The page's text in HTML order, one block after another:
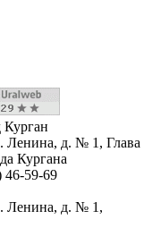
Ленина, д. № 1, Глава
Кургана
46-59-69
Ленина, д. № 1,